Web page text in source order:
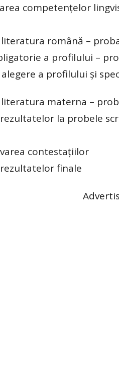
competențelor
română –
a profilului –
a profilului și
materna –
la probele
contestațiilor
finale